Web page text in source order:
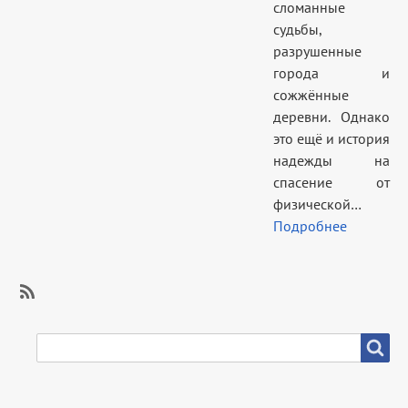
сломанные
судьбы,
разрушенные
города и
сожжённые
деревни. Однако
это ещё и история
надежды на
спасение от
физической…
Подробнее
Выставки